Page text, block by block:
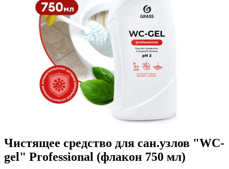
Чистящее средство для сан.узлов "WC-
gel" Professional (флакон 750 мл)